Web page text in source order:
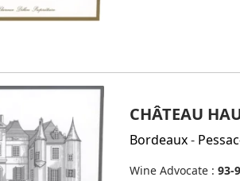
CHÂTEAU
Bordeaux-
Wine Advocate : 93-